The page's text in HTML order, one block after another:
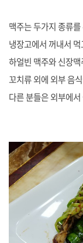
맥주는 두가지 종류
냉장고에서 꺼내서
하얼빈 맥주와 신장
꼬치류 외에 외부 음
다른 분들은 외부에